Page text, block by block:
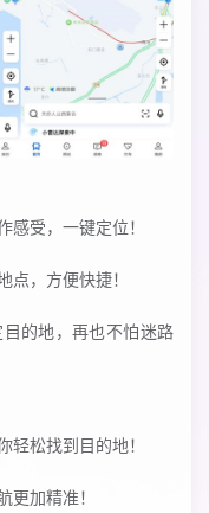
感受，一键定位！
点，方便快捷！
目的地，再也不怕迷路
轻松找到目的地！
更加精准！